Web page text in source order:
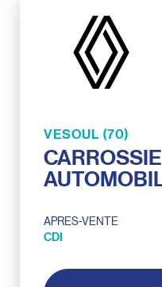
VESOUL (70)
APRES-VENTE
CDI